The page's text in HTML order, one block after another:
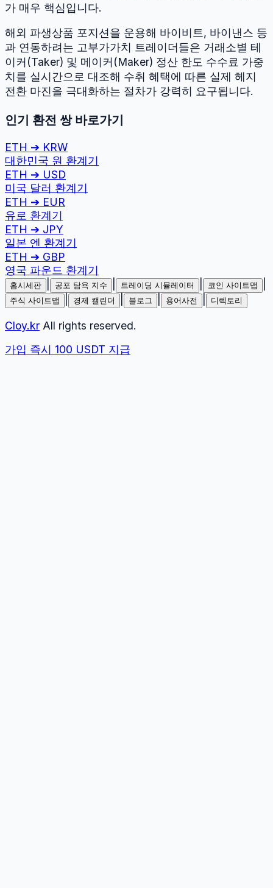
가 매우 핵심입니다.
해외 파생상품 포지션을 운용해 바이비트, 바이낸스 등
과 연동하려는 고부가가치 트레이더들은 거래소별 테
이커(Taker) 및 메이커(Maker) 정산 한도 수수료 가중
치를 실시간으로 대조해 수취 혜택에 따른 실제 헤지
전환 마진을 극대화하는 절차가 강력히 요구됩니다.
인기 환전 쌍 바로가기
ETH ➔ KRW
대한민국 원 환계기
ETH ➔ USD
미국 달러 환계기
ETH ➔ EUR
유로 환계기
ETH ➔ JPY
일본 엔 환계기
ETH ➔ GBP
영국 파운드 환계기
홈시세판 공포 탐욕 지수 트레이딩 시뮬레이터 코인 사이트맵
주식 사이트맵 경제 캘린더 블로그 용어사전 디렉토리
Cloy.kr All rights reserved.
가입 즉시 100 USDT 지급